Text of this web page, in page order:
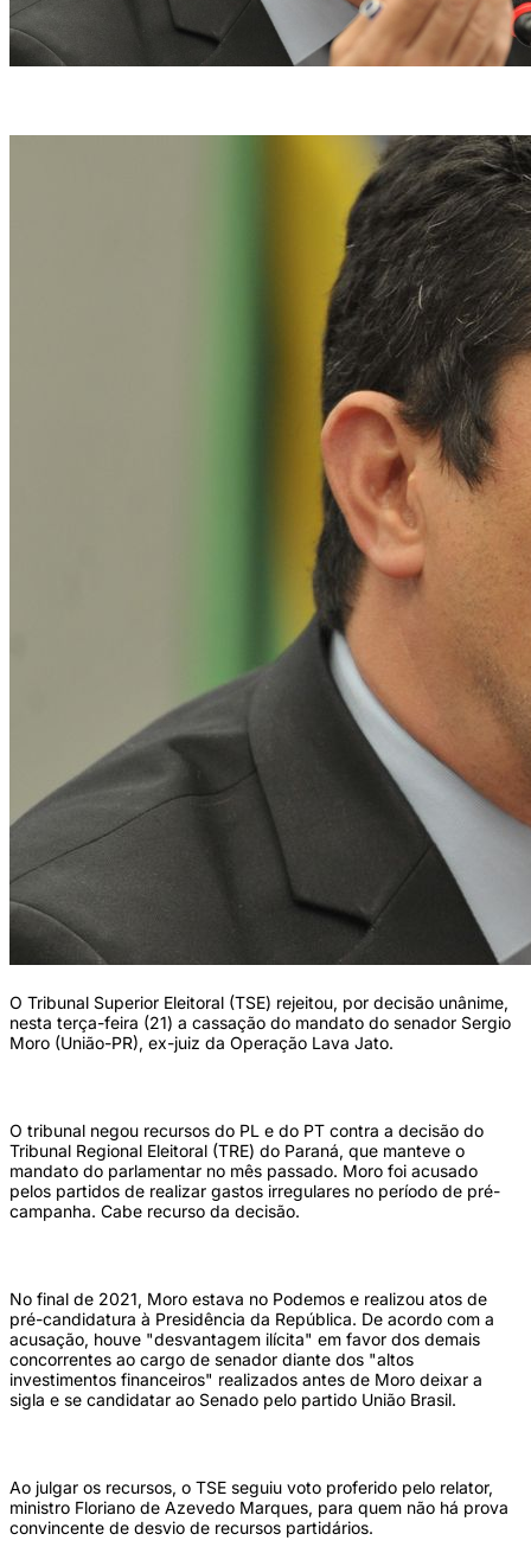
O Tribunal Superior Eleitoral (TSE) rejeitou, por decisão unânime,
nesta terça-feira (21) a cassação do mandato do senador Sergio
Moro (União-PR), ex-juiz da Operação Lava Jato.
O tribunal negou recursos do PL e do PT contra a decisão do
Tribunal Regional Eleitoral (TRE) do Paraná, que manteve o
mandato do parlamentar no mês passado. Moro foi acusado
pelos partidos de realizar gastos irregulares no período de pré-
campanha. Cabe recurso da decisão.
No final de 2021, Moro estava no Podemos e realizou atos de
pré-candidatura à Presidência da República. De acordo com a
acusação, houve "desvantagem ilícita" em favor dos demais
concorrentes ao cargo de senador diante dos "altos
investimentos financeiros" realizados antes de Moro deixar a
sigla e se candidatar ao Senado pelo partido União Brasil.
Ao julgar os recursos, o TSE seguiu voto proferido pelo relator,
ministro Floriano de Azevedo Marques, para quem não há prova
convincente de desvio de recursos partidários.